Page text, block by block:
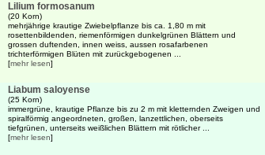
Lilium formosanum
(20 Korn)
mehrjährige krautige Zwiebelpflanze bis ca. 1,80 m mit
rosettenbildenden, riemenförmigen dunkelgrünen Blättern und
grossen duftenden, innen weiss, aussen rosafarbenen
trichterförmigen Blüten mit zurückgebogenen ...
[mehr lesen]
Liabum saloyense
(25 Korn)
immergrüne, krautige Pflanze bis zu 2 m mit kletternden Zweigen und
spiralförmig angeordneten, großen, lanzettlichen, oberseits
tiefgrünen, unterseits weißlichen Blättern mit rötlicher ...
[mehr lesen]